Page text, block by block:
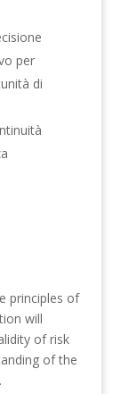
per
di
principles of
will
of risk
of the